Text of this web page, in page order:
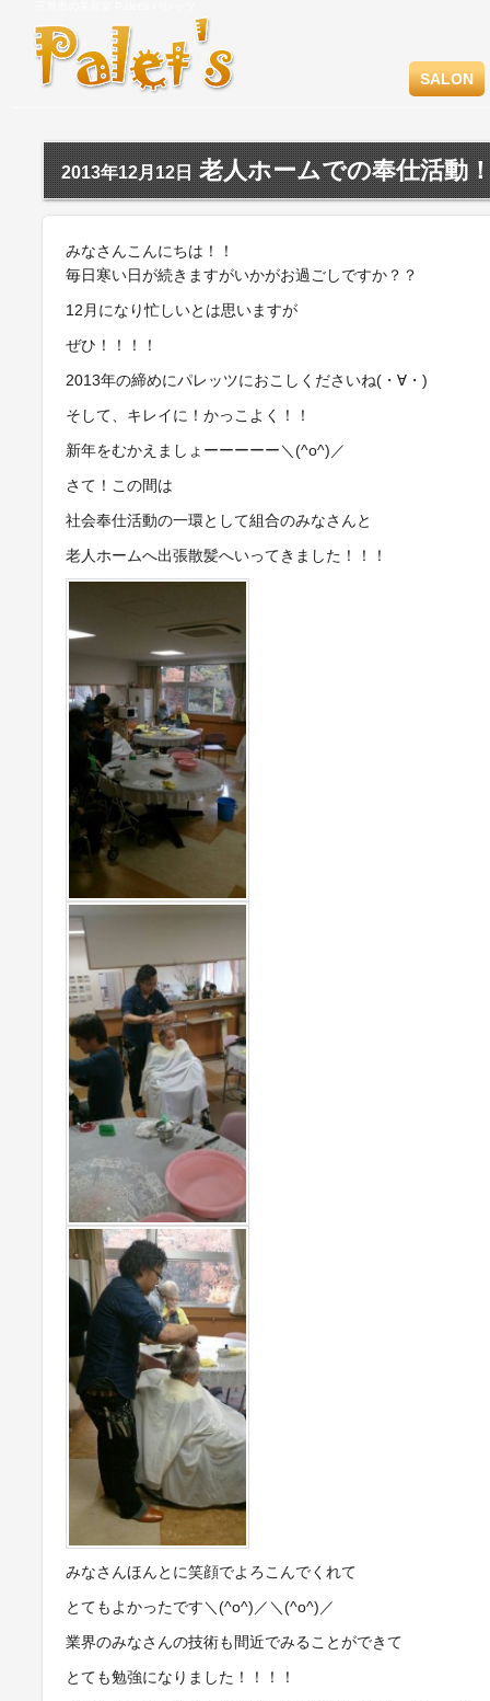
SALON
2013年12月12日 老人ホームでの奉仕活動
みなさんこんにちは！！
毎日寒い日が続きますがいかがお過ごしですか？？
12月になり忙しいとは思いますが
ぜひ！！！！
2013年の締めにパレッツにおこしくださいね(・∀・)
そして、キレイに！かっこよく！！
新年をむかえましょーーーーー＼(^o^)／
さて！この間は
社会奉仕活動の一環として組合のみなさんと
老人ホームへ出張散髪へいってきました！！！
みなさんほんとに笑顔でよろこんでくれて
とてもよかったです＼(^o^)／＼(^o^)／
業界のみなさんの技術も間近でみることができて
とても勉強になりました！！！！